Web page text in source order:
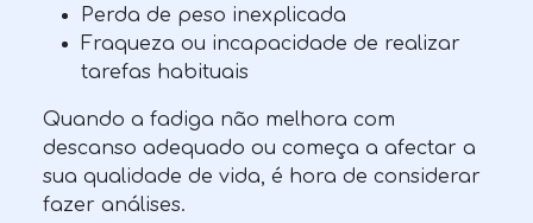
Perda de peso inexplicada
Fraqueza ou incapacidade de realizar
tarefas habituais
Quando a fadiga não melhora com
descanso adequado ou começa a afectar a
sua qualidade de vida, é hora de considerar
fazer análises.